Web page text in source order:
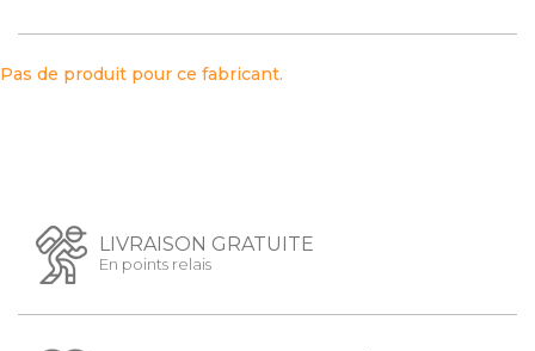
Pas de produit pour ce fabricant.
LIVRAISON GRATUITE
En points relais